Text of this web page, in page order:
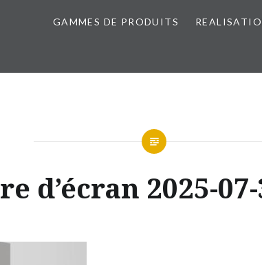
GAMMES DE PRODUITS
d’écran 2025-